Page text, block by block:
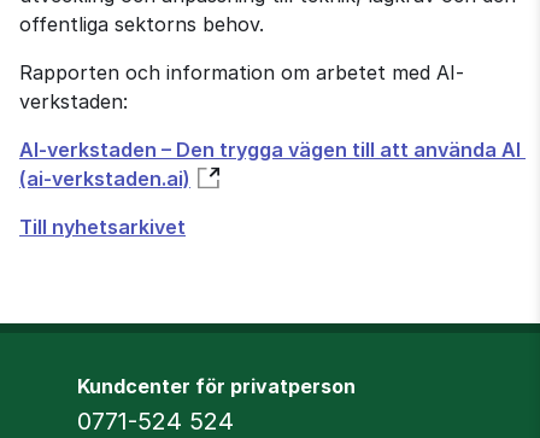
offentliga sektorns behov.
Rapporten och information om arbetet med AI-
verkstaden:
AI-verkstaden – Den trygga vägen till att använda AI
(ai-verkstaden.ai)
Till nyhetsarkivet
Kundcenter för privatperson
Telefon
0771-524 524